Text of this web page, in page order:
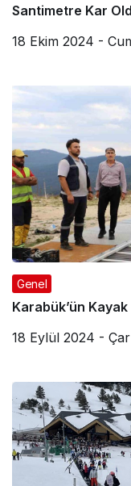
Santimetre Kar
18 Ekim 2024 -
Genel
Karabük’ün
18 Eylül 2024 -